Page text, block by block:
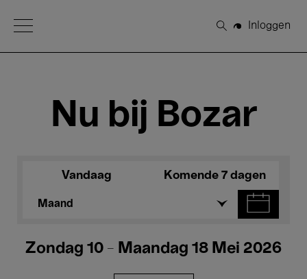
Open Menu
Zoeken
Inloggen
Nu bij Bozar
Vandaag Komende 7 dagen
Maand
Zondag 10 - Maandag 18 Mei 2026